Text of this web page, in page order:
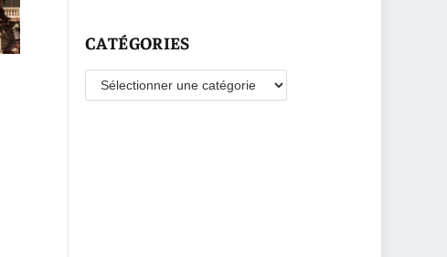
CATÉGORIES
Catégories